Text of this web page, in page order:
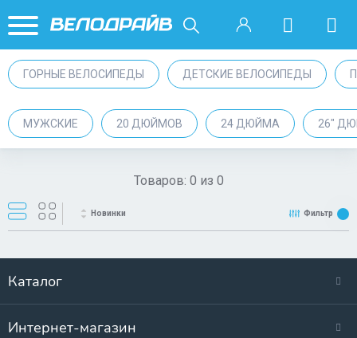
ГОРНЫЕ ВЕЛОСИПЕДЫ ДЕТСКИЕ ВЕЛОСИПЕДЫ
МУЖСКИЕ 20 ДЮЙМОВ 24 ДЮЙМА 26"
Товаров: 0 из 0
Новинки Фильтр
Каталог
Интернет-магазин